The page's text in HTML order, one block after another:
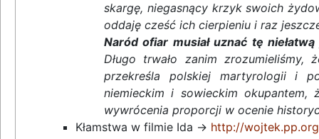
skargę, niegasnący krzyk swoich
oddaję cześć ich cierpieniu i raz
Naród ofiar musiał uznać tę
Długo trwało zanim
przekreśla polskiej martyrologii i
niemieckim i sowieckim
wywrócenia proporcji w ocenie
Kłamstwa w filmie Ida -> http://